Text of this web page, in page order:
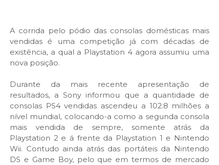
A corrida pelo pódio das consolas domésticas mais
vendidas é uma competição já com décadas de
existência, a qual a Playstation 4 agora assumiu uma
nova posição.
Durante da mais recente apresentação de
resultados, a Sony informou que a quantidade de
consolas PS4 vendidas ascendeu a 102.8 milhões a
nível mundial, colocando-a como a segunda consola
mais vendida de sempre, somente atrás da
Playstation 2 e á frente da Playstation 1 e Nintendo
Wii. Contudo ainda atrás das portáteis da Nintendo
DS e Game Boy, pelo que em termos de mercado